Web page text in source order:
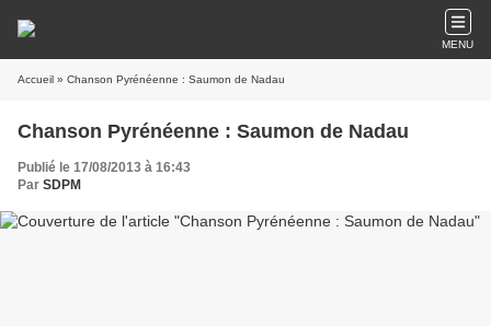
MENU
Accueil » Chanson Pyrénéenne : Saumon de Nadau
Chanson Pyrénéenne : Saumon de Nadau
Publié le 17/08/2013 à 16:43
Par SDPM